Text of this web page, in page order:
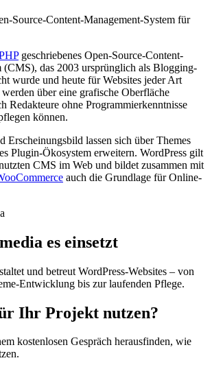
Source-Content-Management-System für
geschriebenes Open-Source-Content-
(CMS), das 2003 ursprünglich als Blogging-
wurde und heute für Websites jeder Art
über eine grafische Oberfläche
Redakteure ohne Programmierkenntnisse
können.
Erscheinungsbild lassen sich über Themes
Plugin-Ökosystem erweitern. WordPress gilt
CMS im Web und bildet zusammen mit
auch die Grundlage für Online-
es einsetzt
und betreut WordPress-Websites – von
Entwicklung bis zur laufenden Pflege.
Ihr Projekt nutzen?
kostenlosen Gespräch herausfinden, wie